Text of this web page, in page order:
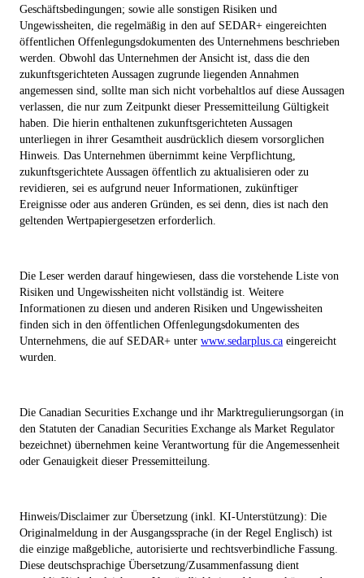
Geschäftsbedingungen; sowie alle sonstigen Risiken und
Ungewissheiten, die regelmäßig in den auf SEDAR+ eingereichten
öffentlichen Offenlegungsdokumenten des Unternehmens beschrieben
werden. Obwohl das Unternehmen der Ansicht ist, dass die den
zukunftsgerichteten Aussagen zugrunde liegenden Annahmen
angemessen sind, sollte man sich nicht vorbehaltlos auf diese Aussagen
verlassen, die nur zum Zeitpunkt dieser Pressemitteilung Gültigkeit
haben. Die hierin enthaltenen zukunftsgerichteten Aussagen
unterliegen in ihrer Gesamtheit ausdrücklich diesem vorsorglichen
Hinweis. Das Unternehmen übernimmt keine Verpflichtung,
zukunftsgerichtete Aussagen öffentlich zu aktualisieren oder zu
revidieren, sei es aufgrund neuer Informationen, zukünftiger
Ereignisse oder aus anderen Gründen, es sei denn, dies ist nach den
geltenden Wertpapiergesetzen erforderlich.
Die Leser werden darauf hingewiesen, dass die vorstehende Liste von
Risiken und Ungewissheiten nicht vollständig ist. Weitere
Informationen zu diesen und anderen Risiken und Ungewissheiten
finden sich in den öffentlichen Offenlegungsdokumenten des
Unternehmens, die auf SEDAR+ unter www.sedarplus.ca eingereicht
wurden.
Die Canadian Securities Exchange und ihr Marktregulierungsorgan (in
den Statuten der Canadian Securities Exchange als Market Regulator
bezeichnet) übernehmen keine Verantwortung für die Angemessenheit
oder Genauigkeit dieser Pressemitteilung.
Hinweis/Disclaimer zur Übersetzung (inkl. KI-Unterstützung): Die
Originalmeldung in der Ausgangssprache (in der Regel Englisch) ist
die einzige maßgebliche, autorisierte und rechtsverbindliche Fassung.
Diese deutschsprachige Übersetzung/Zusammenfassung dient